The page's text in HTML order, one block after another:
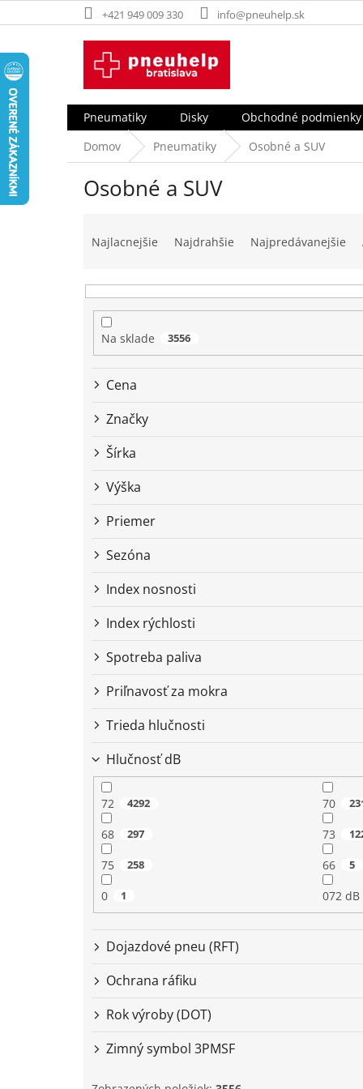
na
+421 949 009 330 info@pneuhelp.sk
Pneumatiky Disky Obchodné podmienky
Domov
Pneumatiky Osobné a SUV
Osobné a SUV
n
Najlacnejšie Najdrahšie Najpredávanejšie
Na sklade 3556
Cena
Značky
Šírka
Výška
Priemer
Sezóna
Index nosnosti
Index rýchlosti
Spotreba paliva
Priľnavosť za mokra
Trieda hlučnosti
Hlučnosť dB
72 4292 70
68 297 73
75 258 66 5
0 1 072 dB
Dojazdové pneu (RFT)
Ochrana ráfiku
Rok výroby (DOT)
Zimný symbol 3PMSF